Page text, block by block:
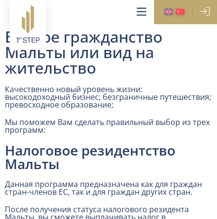
Второе гражданство
Мальты или вид на
жительство
Качественно новый уровень жизни:
высокодоходный бизнес; безграничные путешествия;
превосходное образование;
Мы поможем Вам сделать правильный выбор из трех
программ:
Налоговое резидентство
Мальты
Данная программа предназначена как для граждан
стран-членов ЕС, так и для граждан других стран.
После получения статуса налогового резидента